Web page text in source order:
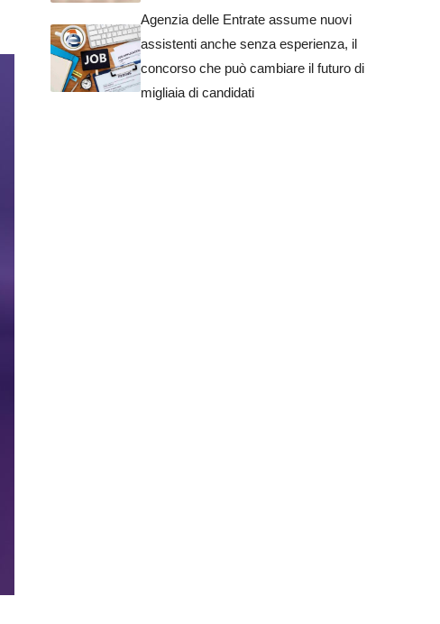
Agenzia delle Entrate assume nuovi
assistenti anche senza esperienza, il
concorso che può cambiare il futuro di
migliaia di candidati